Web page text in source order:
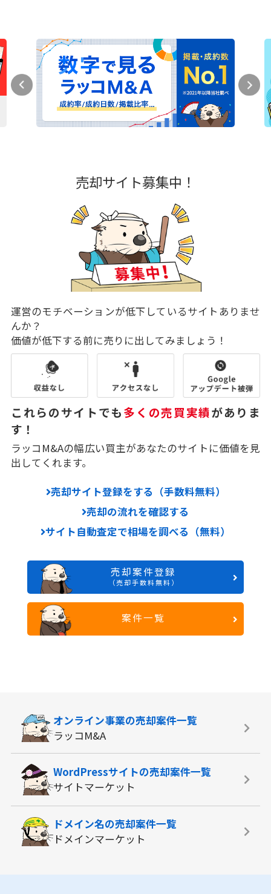
売却サイト募集中！
運営のモチベーションが低下しているサイトありませ
んか？
価値が低下する前に売りに出してみましょう！
これらのサイトでも多くの売買実績がありま
す！
ラッコM&Aの幅広い買主があなたのサイトに価値を見
出してくれます。
売却サイト登録をする（手数料無料）
売却の流れを確認する
サイト自動査定で相場を調べる（無料）
売却案件登録
（売却手数料無料）
案件一覧
オンライン事業の売却案件一覧
ラッコM&A
WordPressサイトの売却案件一覧
サイトマーケット
ドメイン名の売却案件一覧
ドメインマーケット